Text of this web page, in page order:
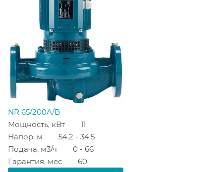
NR 65/200A/B
Мощность, кВт
11
Напор, м
54.2 - 34.5
Подача, м3/ч
0 - 66
Гарантия, мес
60